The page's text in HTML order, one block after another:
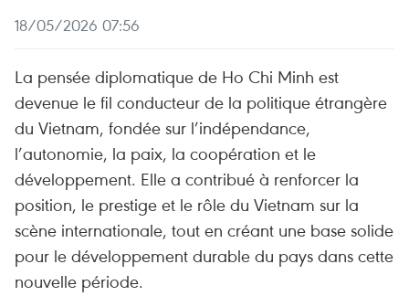
18/05/2026 07:56
La pensée diplomatique de Ho Chi Minh est
devenue le fil conducteur de la politique étrangère
du Vietnam, fondée sur l’indépendance,
l’autonomie, la paix, la coopération et le
développement. Elle a contribué à renforcer la
position, le prestige et le rôle du Vietnam sur la
scène internationale, tout en créant une base solide
pour le développement durable du pays dans cette
nouvelle période.